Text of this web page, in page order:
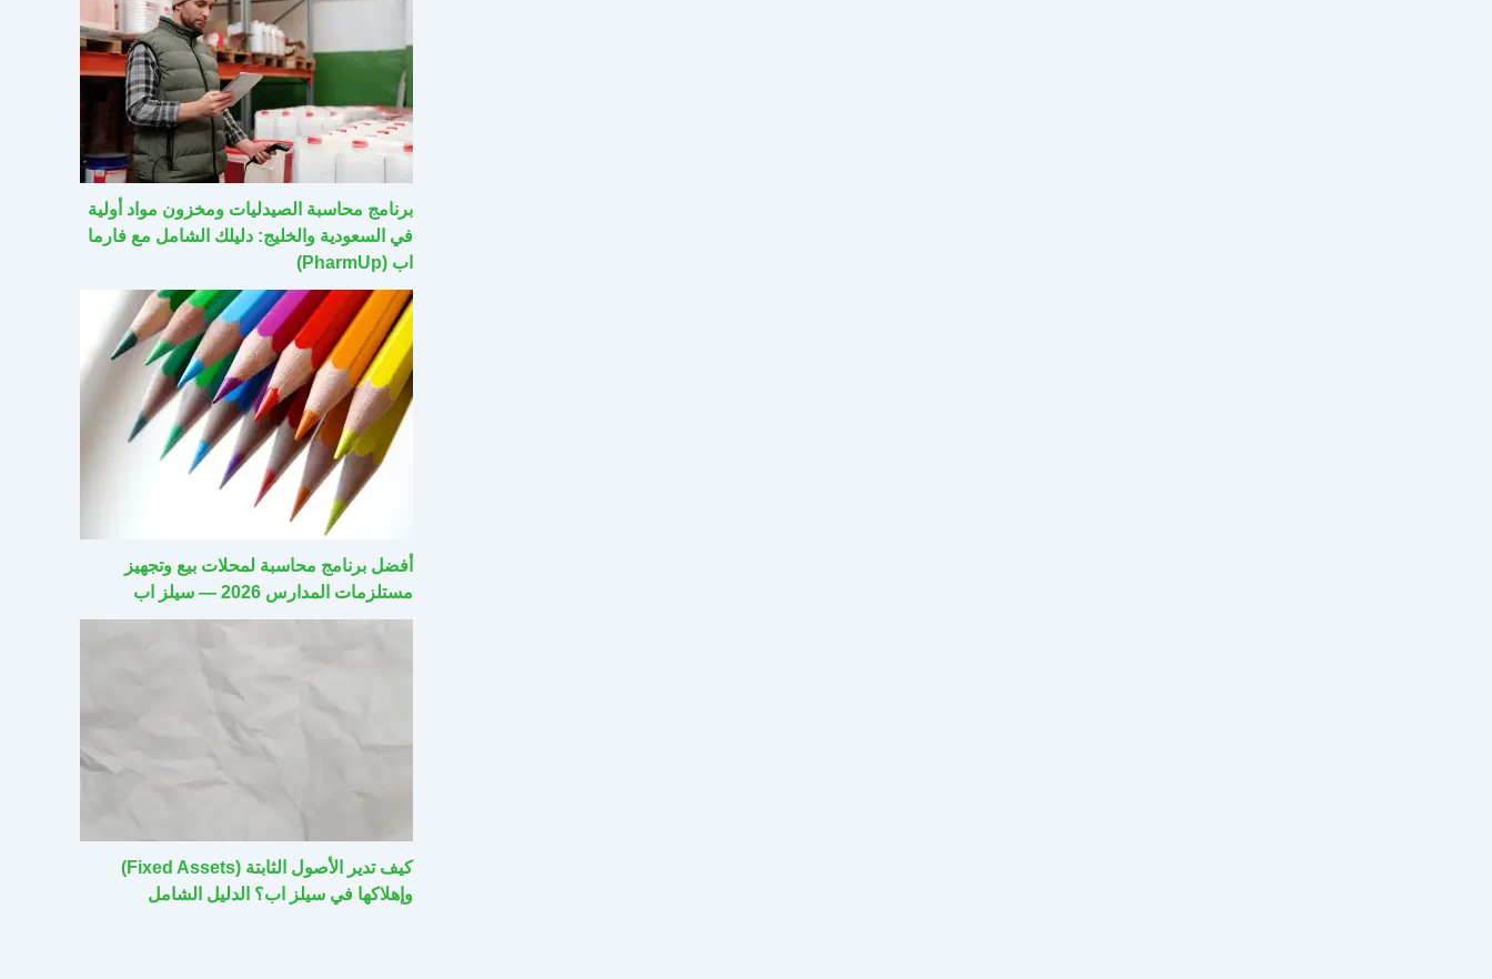
برنامج محاسبة الصيدليات ومخزون مواد أولية
في السعودية والخليج: دليلك الشامل مع فارما
اب (PharmUp)
أفضل برنامج محاسبة لمحلات بيع وتجهيز
مستلزمات المدارس 2026 — سيلز اب
كيف تدير الأصول الثابتة (Fixed Assets)
وإهلاكها في سيلز اب؟ الدليل الشامل